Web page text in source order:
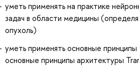
уметь применять на практике
задач в области медицины
опухоль)
уметь применять основные принципы
основные принципы архитектуры